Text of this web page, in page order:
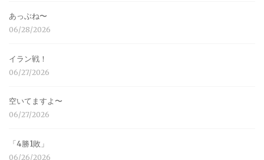
あっぶね〜
06/28/2026
イラン戦！
06/27/2026
空いてますよ〜
06/27/2026
「4勝1敗」
06/26/2026